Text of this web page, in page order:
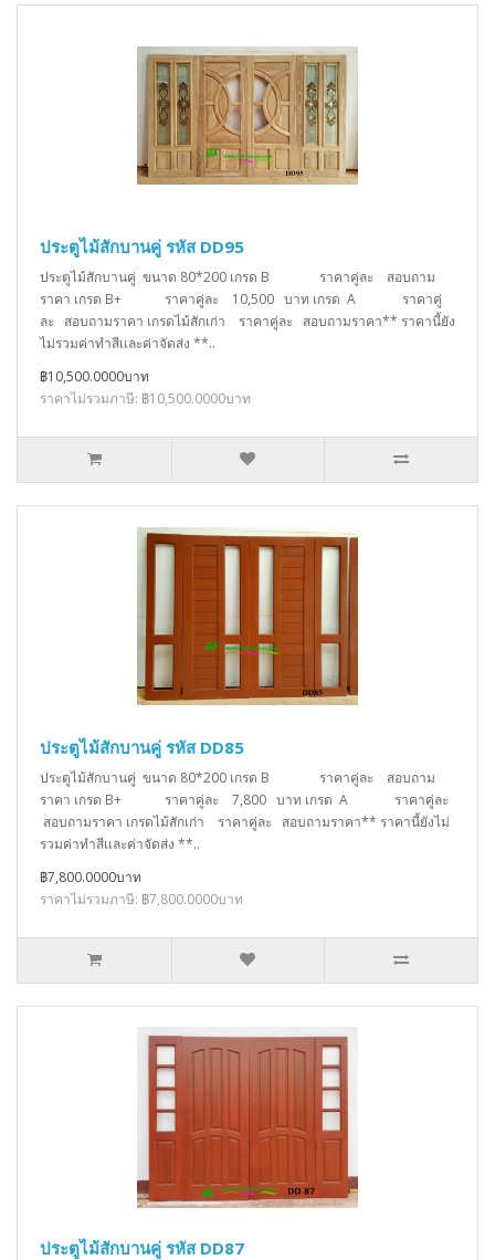
ประตูไม้สักบานคู่ รหัส DD95
ประตูไม้สักบานคู่ ขนาด 80*200 เกรด B ราคาคู่ละ สอบถาม
ราคา เกรด B+ ราคาคู่ละ 10,500 บาท เกรด A ราคาคู่
ละ สอบถามราคา เกรดไม้สักเก่า ราคาคู่ละ สอบถามราคา** ราคานี้ยัง
ไม่รวมค่าทำสีเเละค่าจัดส่ง **..
฿10,500.0000บาท
ราคาไม่รวมภาษี: ฿10,500.0000บาท
ประตูไม้สักบานคู่ รหัส DD85
ประตูไม้สักบานคู่ ขนาด 80*200 เกรด B ราคาคู่ละ สอบถาม
ราคา เกรด B+ ราคาคู่ละ 7,800 บาท เกรด A ราคาคู่ละ
สอบถามราคา เกรดไม้สักเก่า ราคาคู่ละ สอบถามราคา** ราคานี้ยังไม่
รวมค่าทำสีเเละค่าจัดส่ง **..
฿7,800.0000บาท
ราคาไม่รวมภาษี: ฿7,800.0000บาท
ประตูไม้สักบานคู่ รหัส DD87